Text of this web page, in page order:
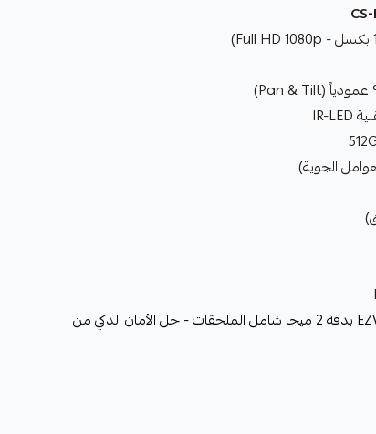
بكج 3 كاميرات مراقبة WI FI خارجية من EZVIZ بدقة 2 ميجا شامل الملحقات - حل الأمان الذكي من